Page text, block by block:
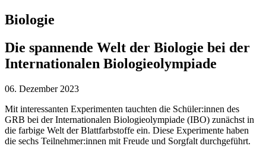
Biologie
Die spannende Welt der Biologie bei der
Internationalen Biologieolympiade
06. Dezember 2023
Mit interessanten Experimenten tauchten die Schüler:innen des
GRB bei der Internationalen Biologieolympiade (IBO) zunächst in
die farbige Welt der Blattfarbstoffe ein. Diese Experimente haben
die sechs Teilnehmer:innen mit Freude und Sorgfalt durchgeführt.